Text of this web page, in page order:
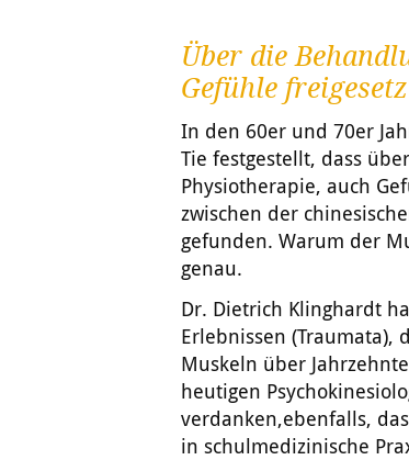
Über die
Gefühle
In den 60er und 70er
Tie festgestellt, dass
Physiotherapie, auch
zwischen der
gefunden. Warum der
genau.
Dr. Dietrich Klinghardt
Erlebnissen (Traumata),
Muskeln über
heutigen
verdanken,ebenfalls,
in schulmedizinische